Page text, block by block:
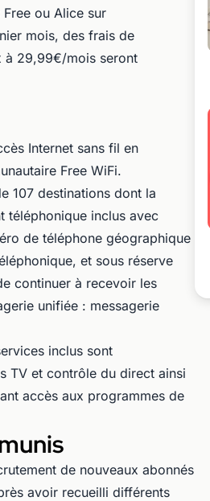
ou Alice sur
mois, des frais de
à 29,99€/mois seront
Internet sans fil en
Free WiFi.
107 destinations dont la
téléphonique inclus avec
de téléphone géographique
et sous réserve
continuer à recevoir les
unifiée : messagerie
inclus sont
TV et contrôle du direct ainsi
accès aux programmes de
de nouveaux abonnés
avoir recueilli différents